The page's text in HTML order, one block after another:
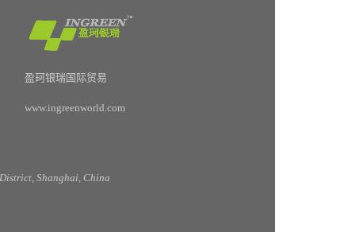
盈珂银瑞国际贸易
www.ingreenworld.com
Shanghai, China